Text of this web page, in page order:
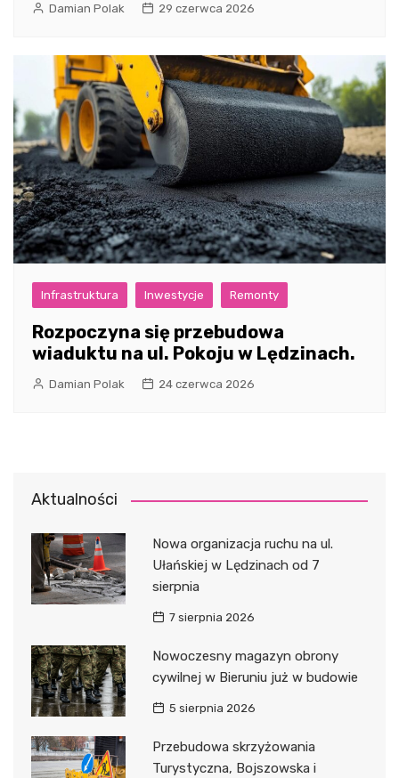
Damian Polak 29 czerwca 2026
Infrastruktura Inwestycje Remonty
Rozpoczyna się przebudowa
wiaduktu na ul. Pokoju w Lędzinach.
Damian Polak 24 czerwca 2026
Aktualności
Nowa organizacja ruchu na ul.
Ułańskiej w Lędzinach od 7
sierpnia
7 sierpnia 2026
Nowoczesny magazyn obrony
cywilnej w Bieruniu już w budowie
5 sierpnia 2026
Przebudowa skrzyżowania
Turystyczna, Bojszowska i